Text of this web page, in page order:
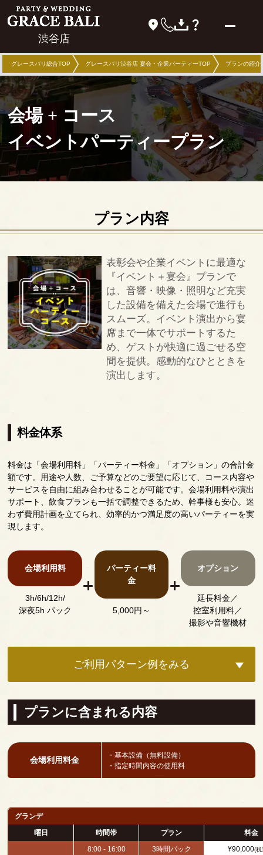
渋谷店
グレースバリ総合TOP グレースバリ渋谷店 宴会・企業パーティーTOP プランの紹介
会場 + コース
イベントパーティープラン
プラン内容
表彰会や企業イベントに最適な
『イベント＋宴会』プランで
は、音響・映像・照明など充実
した設備を備えた会場で進行も
スムーズ。イベント演出から宴
席まで一体でサポートするた
め、ゲストが快適に過ごせる空
間を提供。感動的なひとときを
演出します。
料金体系
料金は「会場利用料」「パーティー料金」「オプション」の合計金
額です。用途や人数、ご予算などのご要望に応じて、コース内容や
サービスを自由に組み合わせることが可能です。会場利用料や演出
サポート、飲食プランも一括で調整できるため、幹事様も安心。迷
わず費用計画を立てられ、効率的かつ満足度の高いパーティーを実
現します。
会場利用料
3h/6h/12h/
深夜5h パック
パーティー料
金
5,000円～
オプション
延長料金／
控室利用料／
撮影や音響機材
ご利用パターン例をみる
プランに含まれる内容
会場利用料金
・基本設備（無料設備）
・指定時間内容の使用料
グランデ
曜日
時間帯 プラン 料金
8:00 - 16:00 3時間パック ¥90,000(税